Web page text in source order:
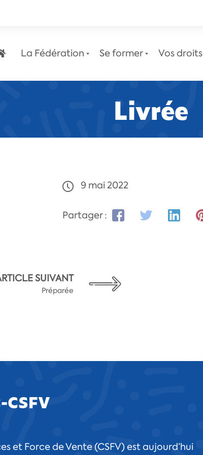
La Fédération Se former Vos droits
Le service juridique
Livrée
9 mai 2022
Partager :
SUIVANT
Préparée
CSFV
et Force de Vente (CSFV) est aujourd’hui